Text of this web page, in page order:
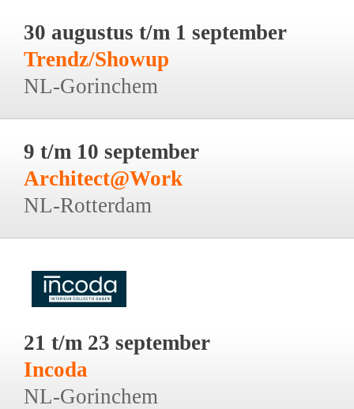
30 augustus t/m 1 september
Trendz/Showup
NL-Gorinchem
9 t/m 10 september
Architect@Work
NL-Rotterdam
21 t/m 23 september
Incoda
NL-Gorinchem